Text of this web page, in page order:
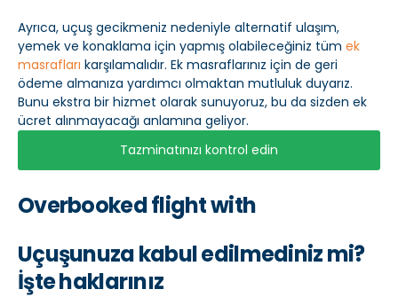
Ayrıca, uçuş gecikmeniz nedeniyle alternatif ulaşım,
yemek ve konaklama için yapmış olabileceğiniz tüm ek
masrafları karşılamalıdır. Ek masraflarınız için de geri
ödeme almanıza yardımcı olmaktan mutluluk duyarız.
Bunu ekstra bir hizmet olarak sunuyoruz, bu da sizden ek
ücret alınmayacağı anlamına geliyor.
Tazminatınızı kontrol edin
Overbooked flight with
Uçuşunuza kabul edilmediniz mi?
İşte haklarınız